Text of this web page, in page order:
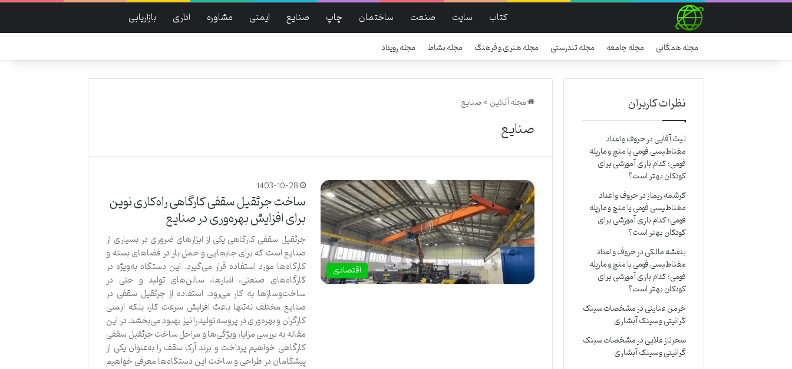
کتاب سایت صنعت ساختمان چاپ صنایع ایمنی مشاوره اداری بازاریابی
مجله همگانی مجله جامعه مجله تندرستی مجله هنری و فرهنگ مجله نشاط مجله رویداد
مجله آنلاین>صنایع
صنایع
اقتصادی
1403-10-28
ساخت جرثقیل سقفی کارگاهی راه‌کاری نوین
برای افزایش بهره‌وری در صنایع
جرثقیل سقفی کارگاهی یکی از ابزارهای ضروری در بسیاری از
صنایع است که برای جابجایی و حمل بار در فضاهای بسته و
کارگاه‌ها مورد استفاده قرار می‌گیرد. این دستگاه به‌ویژه در
کارگاه‌های صنعتی، انبارها، سالن‌های تولید و حتی در
ساخت‌وسازها به کار می‌رود. استفاده از جرثقیل سقفی در
صنایع مختلف نه‌تنها باعث افزایش سرعت کار، بلکه ایمنی
کارگران و بهره‌وری در پروسه تولید را نیز بهبود می‌بخشد. در این
مقاله به بررسی مزایا، ویژگی‌ها و مراحل ساخت جرثقیل سقفی
کارگاهی خواهیم پرداخت و برند آرکا سقف را به‌عنوان یکی از
پیشگامان در طراحی و ساخت این دستگاه‌ها معرفی خواهیم
نظرات کاربران
لیث آقاییدرحروف و اعداد
مغناطیسی فومی یا منچ و مارپله
فومی؛ کدام بازی آموزشی برای
کودکان بهتر است؟
کرشمه ریمازدرحروف و اعداد
مغناطیسی فومی یا منچ و مارپله
فومی؛ کدام بازی آموزشی برای
کودکان بهتر است؟
بنفشه مالکیدرحروف و اعداد
مغناطیسی فومی یا منچ و مارپله
فومی؛ کدام بازی آموزشی برای
کودکان بهتر است؟
خرمن عنایتیدرمشخصات سینک
گرانیتی و سینک آبشاری
سحرناز علاییدرمشخصات سینک
گرانیتی و سینک آبشاری